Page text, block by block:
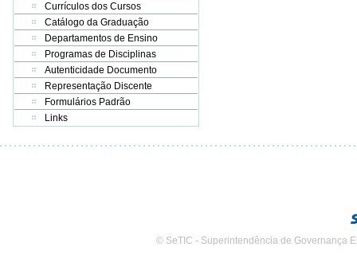
Currículos dos Cursos
Catálogo da Graduação
Departamentos de Ensino
Programas de Disciplinas
Autenticidade Documento
Representação Discente
Formulários Padrão
Links
© SeTIC - Superintendência de Governança